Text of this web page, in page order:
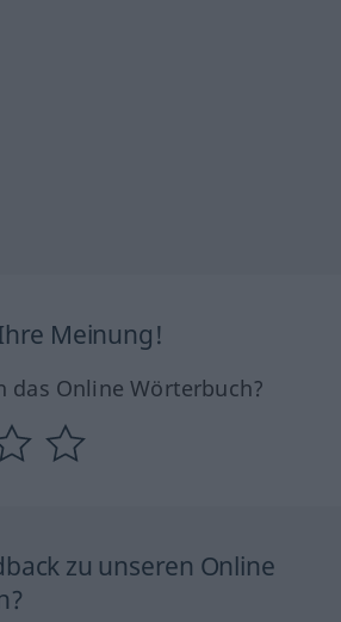
Meinung!
das Online Wörterbuch?
zu unseren Online